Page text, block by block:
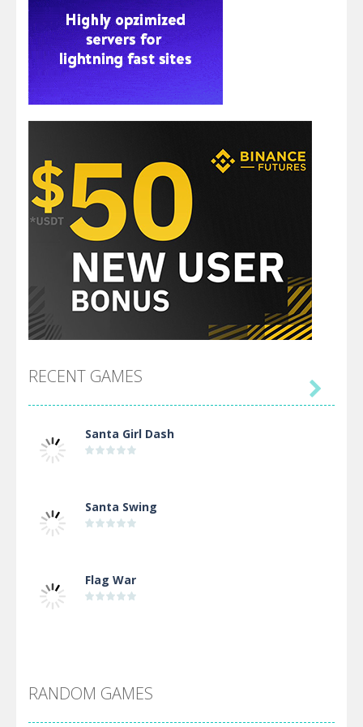
RECENT GAMES
Santa Girl Dash
Santa Swing
Flag War

RANDOM GAMES